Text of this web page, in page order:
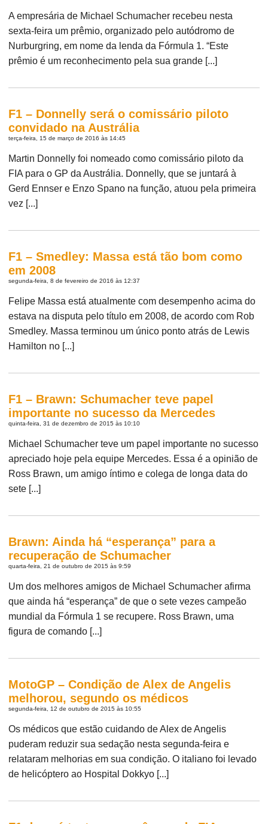
A empresária de Michael Schumacher recebeu nesta
sexta-feira um prêmio, organizado pelo autódromo de
Nurburgring, em nome da lenda da Fórmula 1. “Este
prêmio é um reconhecimento pela sua grande [...]
F1 – Donnelly será o comissário piloto
convidado na Austrália
terça-feira, 15 de março de 2016 às 14:45
Martin Donnelly foi nomeado como comissário piloto da
FIA para o GP da Austrália. Donnelly, que se juntará à
Gerd Ennser e Enzo Spano na função, atuou pela primeira
vez [...]
F1 – Smedley: Massa está tão bom como
em 2008
segunda-feira, 8 de fevereiro de 2016 às 12:37
Felipe Massa está atualmente com desempenho acima do
estava na disputa pelo título em 2008, de acordo com Rob
Smedley. Massa terminou um único ponto atrás de Lewis
Hamilton no [...]
F1 – Brawn: Schumacher teve papel
importante no sucesso da Mercedes
quinta-feira, 31 de dezembro de 2015 às 10:10
Michael Schumacher teve um papel importante no sucesso
apreciado hoje pela equipe Mercedes. Essa é a opinião de
Ross Brawn, um amigo íntimo e colega de longa data do
sete [...]
Brawn: Ainda há “esperança” para a
recuperação de Schumacher
quarta-feira, 21 de outubro de 2015 às 9:59
Um dos melhores amigos de Michael Schumacher afirma
que ainda há “esperança” de que o sete vezes campeão
mundial da Fórmula 1 se recupere. Ross Brawn, uma
figura de comando [...]
MotoGP – Condição de Alex de Angelis
melhorou, segundo os médicos
segunda-feira, 12 de outubro de 2015 às 10:55
Os médicos que estão cuidando de Alex de Angelis
puderam reduzir sua sedação nesta segunda-feira e
relataram melhorias em sua condição. O italiano foi levado
de helicóptero ao Hospital Dokkyo [...]